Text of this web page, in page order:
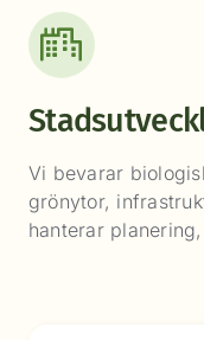
Vi bevarar
grönytor,
hanterar